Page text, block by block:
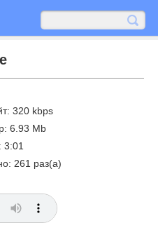
320 kbps
6.93 Mb
3:01
261 раз(а)